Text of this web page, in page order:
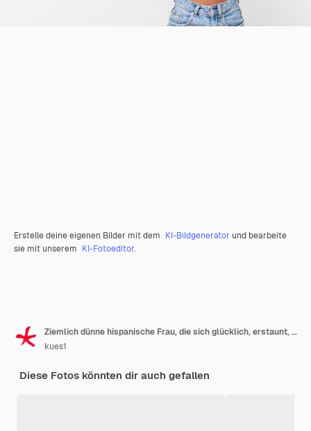
Erstelle deine eigenen Bilder mit dem KI-Bildgenerator und bearbeite
sie mit unserem KI-Fotoeditor.
Ziemlich dünne hispanische Frau, die sich glücklich, erstaunt, glücklich und überrascht fühlt
kues1
Diese Fotos könnten dir auch gefallen